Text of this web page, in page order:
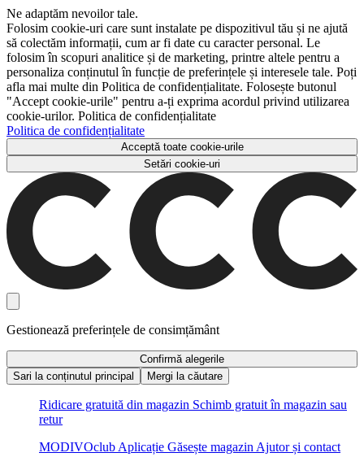
Ne adaptăm nevoilor tale.
Folosim cookie-uri care sunt instalate pe dispozitivul tău și ne ajută
să colectăm informații, cum ar fi date cu caracter personal. Le
folosim în scopuri analitice și de marketing, printre altele pentru a
personaliza conținutul în funcție de preferințele și interesele tale. Poți
afla mai multe din Politica de confidențialitate. Folosește butonul
"Accept cookie-urile" pentru a-ți exprima acordul privind utilizarea
cookie-urilor. Politica de confidențialitate
Politica de confidențialitate
Acceptă toate cookie-urile
Setări cookie-uri
Gestionează preferințele de consimțământ
Confirmă alegerile
Sari la conținutul principal
Mergi la căutare
Ridicare gratuită din magazin Schimb gratuit în magazin sau
retur
MODIVOclub Aplicație Găsește magazin Ajutor și contact